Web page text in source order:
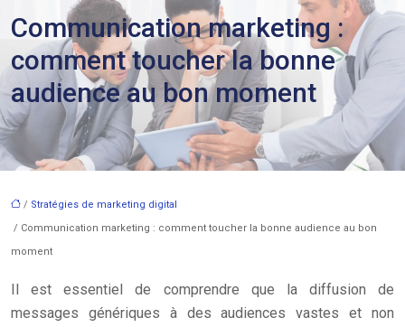
Communication marketing :
comment toucher la bonne
audience au bon moment
/ Stratégies de marketing digital
/ Communication marketing : comment toucher la bonne audience au bon
moment
Il est essentiel de comprendre que la diffusion de
messages génériques à des audiences vastes et non